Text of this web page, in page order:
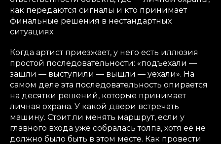
как передаются сигналы и кто принимает
финальные решения в нестандартных
ситуациях.
Когда артист приезжает, у него есть иллюзия
простой последовательности: «подъехали —
зашли — выступили — вышли — уехали». На
самом деле эта последовательность опирается
на десятки решений, которые принимает
личная охрана. У какой двери встречать
машину. Стоит ли менять маршрут, если у
главного входа уже собралась толпа, хотя её не
должно было быть в этом месте. Как провести